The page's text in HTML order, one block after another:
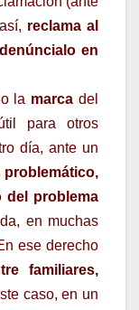
reclama al
en
la marcadel
para otros
día, ante un
del problema
en muchas
ese derecho
familiares,
caso, en un